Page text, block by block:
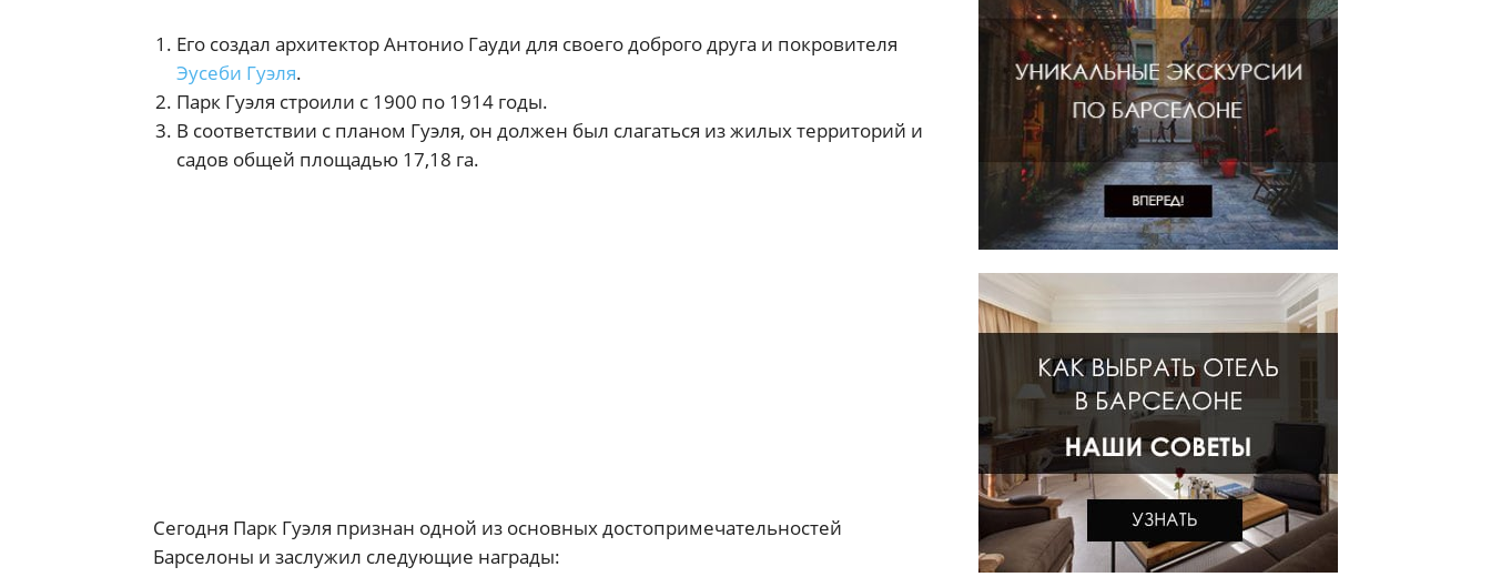
Его создал архитектор Антонио Гауди для своего доброго друга и покровителя
Эусеби Гуэля.
Парк Гуэля строили с 1900 по 1914 годы.
В соответствии с планом Гуэля, он должен был слагаться из жилых территорий и
садов общей площадью 17,18 га.
Сегодня Парк Гуэля признан одной из основных достопримечательностей
Барселоны и заслужил следующие награды: